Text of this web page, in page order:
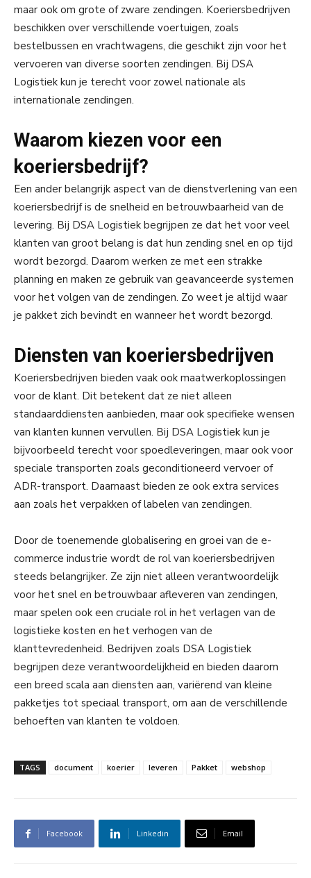
maar ook om grote of zware zendingen. Koeriersbedrijven
beschikken over verschillende voertuigen, zoals
bestelbussen en vrachtwagens, die geschikt zijn voor het
vervoeren van diverse soorten zendingen. Bij DSA
Logistiek kun je terecht voor zowel nationale als
internationale zendingen.
Waarom kiezen voor een
koeriersbedrijf?
Een ander belangrijk aspect van de dienstverlening van een
koeriersbedrijf is de snelheid en betrouwbaarheid van de
levering. Bij DSA Logistiek begrijpen ze dat het voor veel
klanten van groot belang is dat hun zending snel en op tijd
wordt bezorgd. Daarom werken ze met een strakke
planning en maken ze gebruik van geavanceerde systemen
voor het volgen van de zendingen. Zo weet je altijd waar
je pakket zich bevindt en wanneer het wordt bezorgd.
Diensten van koeriersbedrijven
Koeriersbedrijven bieden vaak ook maatwerkoplossingen
voor de klant. Dit betekent dat ze niet alleen
standaarddiensten aanbieden, maar ook specifieke wensen
van klanten kunnen vervullen. Bij DSA Logistiek kun je
bijvoorbeeld terecht voor spoedleveringen, maar ook voor
speciale transporten zoals geconditioneerd vervoer of
ADR-transport. Daarnaast bieden ze ook extra services
aan zoals het verpakken of labelen van zendingen.
Door de toenemende globalisering en groei van de e-
commerce industrie wordt de rol van koeriersbedrijven
steeds belangrijker. Ze zijn niet alleen verantwoordelijk
voor het snel en betrouwbaar afleveren van zendingen,
maar spelen ook een cruciale rol in het verlagen van de
logistieke kosten en het verhogen van de
klanttevredenheid. Bedrijven zoals DSA Logistiek
begrijpen deze verantwoordelijkheid en bieden daarom
een breed scala aan diensten aan, variërend van kleine
pakketjes tot speciaal transport, om aan de verschillende
behoeften van klanten te voldoen.
TAGS document koerier leveren Pakket webshop
Facebook Linkedin Email